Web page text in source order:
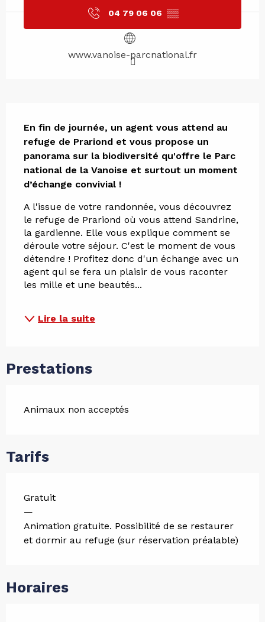
04 79 06 06 ▒▒
www.vanoise-parcnational.fr
En fin de journée, un agent vous attend au
refuge de Prariond et vous propose un
panorama sur la biodiversité qu'offre le Parc
national de la Vanoise et surtout un moment
d’échange convivial !
A l'issue de votre randonnée, vous découvrez
le refuge de Prariond où vous attend Sandrine,
la gardienne. Elle vous explique comment se
déroule votre séjour. C'est le moment de vous
détendre ! Profitez donc d'un échange avec un
agent qui se fera un plaisir de vous raconter
les mille et une beautés...
Lire la suite
Prestations
Animaux non acceptés
Tarifs
Gratuit
—
Animation gratuite. Possibilité de se restaurer
et dormir au refuge (sur réservation préalable)
Horaires